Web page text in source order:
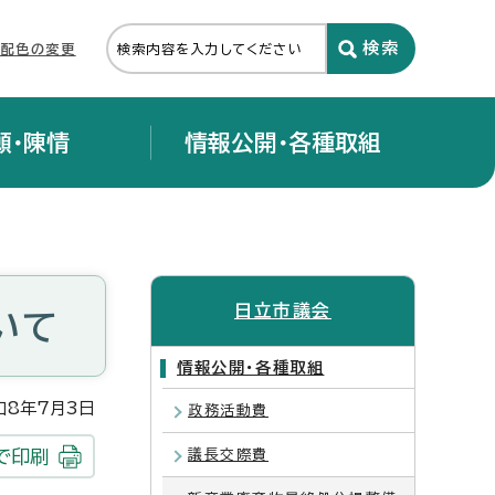
配色の変更
・陳情 情報公開・各種取組
て
年7月3日
印刷
日立市議会
情報公開・各種取組
政務活動費
議長交際費